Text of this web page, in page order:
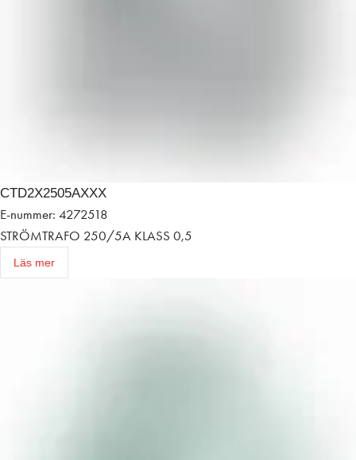
CTD2X2505AXXX
E-nummer: 4272518
STRÖMTRAFO 250/5A KLASS 0,5
Läs mer